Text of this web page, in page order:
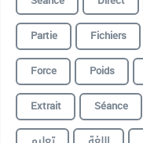
Partie
Fichiers
Force
Poids
Extrait
Séance